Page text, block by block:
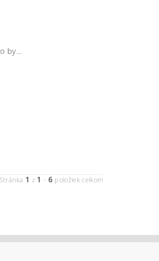
by...
Stránka 1 z 1 - 6 položiek celkom